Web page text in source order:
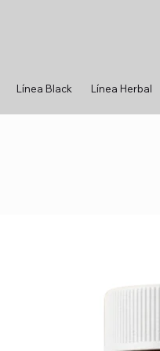
Línea Black Línea Herbal